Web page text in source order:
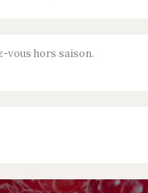
vous hors saison.